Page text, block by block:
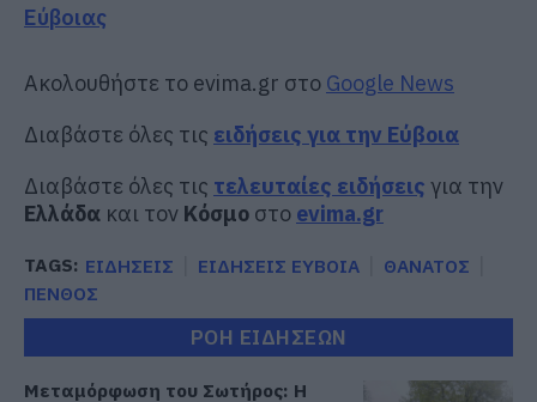
Εύβοιας
Ακολουθήστε το evima.gr στο Google News
Διαβάστε όλες τις ειδήσεις για την Εύβοια
Διαβάστε όλες τις τελευταίες ειδήσεις για την
Ελλάδα και τον Κόσμο στο evima.gr
TAGS: ΕΙΔΗΣΕΙΣ ΕΙΔΗΣΕΙΣ ΕΥΒΟΙΑ
ΘΑΝΑΤΟΣ
ΠΕΝΘΟΣ
ΡΟΗ ΕΙΔΗΣΕΩΝ
Μεταμόρφωση του Σωτήρος: Η